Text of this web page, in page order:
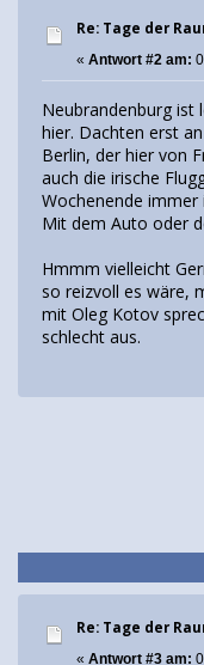
Re: Tage der
« Antwort #2 am:
Neubrandenburg ist
hier. Dachten erst
Berlin, der hier von
auch die irische
Wochenende
Mit dem Auto oder
Hmmm vielleicht
so reizvoll es wäre,
mit Oleg Kotov
schlecht aus.
Re: Tage der
« Antwort #3 am: